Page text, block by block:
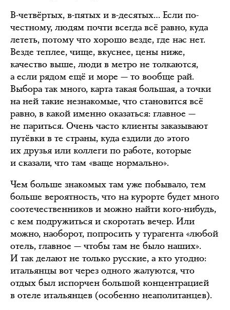
В-четвёртых, в-пятых и в-десятых… Если по-
честному, людям почти всегда всё равно, куда
лететь, потому что хорошо везде, где нас нет.
Везде теплее, чище, вкуснее, цены ниже,
качество выше, люди в метро не толкаются,
а если рядом ещё и море — то вообще рай.
Выбора так много, карта такая большая, а точки
на ней такие незнакомые, что становится всё
равно, в какой именно оказаться: главное —
не париться. Очень часто клиенты заказывают
путёвки в те страны, куда ездили до этого
их друзья или коллеги по работе, которые
и сказали, что там «ваще нормально».
Чем больше знакомых там уже побывало, тем
больше вероятность, что на курорте будет много
соотечественников и можно найти кого-нибудь,
с кем подружиться и скоротать вечер. Или
можно, наоборот, попросить у турагента «любой
отель, главное — чтобы там не было наших».
И так делают не только русские, а кто угодно:
итальянцы вот через одного жалуются, что
отдых был испорчен большой концентрацией
в отеле итальянцев (особенно неаполитанцев).